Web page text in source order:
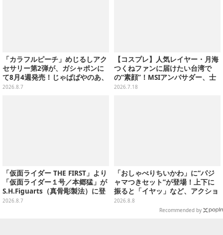
「カラフルピーチ」めじるしアク
セサリー第2弾が、ガシャポンに
て8月4週発売！じゃぱぱやのあ、
シヴァたちメンバー11名分ライン
2026.8.7
【コスプレ】人気レイヤー・月海
つくねファンに届けたい台湾で
の“素顔”！MSIアンバサダー、士
林夜市ではエビ6匹＆荷物番に大
2026.7.18
「仮面ライダー THE FIRST」より
「仮面ライダー１号／本郷猛」が
S.H.Figuarts（真骨彫製法）に登
場！8月18日より予約受付開始
2026.8.7
「おしゃべりちいかわ」に“パジ
ャマつきセット”が登場！上下に
振ると「イヤッ」など、アクショ
ンに応じて喋ってくれる
2026.8.8
Recommended by